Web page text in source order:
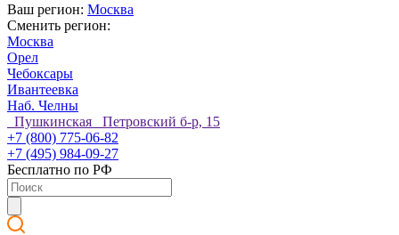
Ваш регион: Москва
Сменить регион:
Москва
Орел
Чебоксары
Ивантеевка
Наб. Челны
Пушкинская Петровский б-р, 15
+7 (800) 775-06-82
+7 (495) 984-09-27
Бесплатно по РФ